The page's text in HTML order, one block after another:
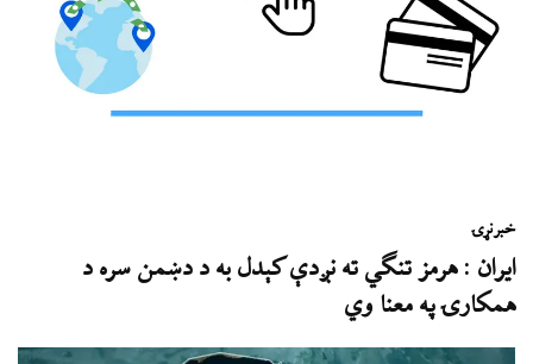
خبرنړۍ
ایران : هرمز تنګي ته نږدې کېدل به د دښمن سره د
همکارۍ په معنا وي